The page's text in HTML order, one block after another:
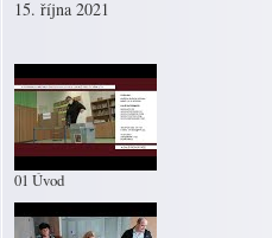
15. října 2021
01 Úvod